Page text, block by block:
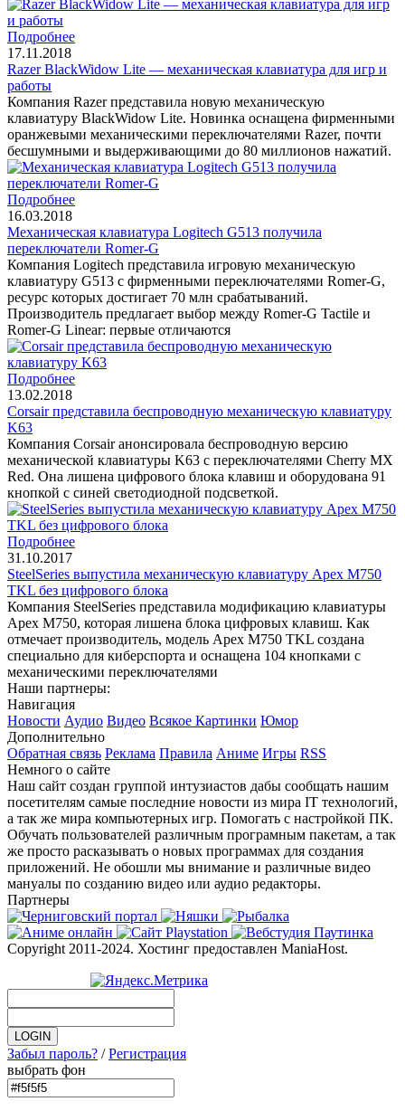
Подробнее
17.11.2018
Razer BlackWidow Lite — механическая клавиатура для игр и
работы
Компания Razer представила новую механическую
клавиатуру BlackWidow Lite. Новинка оснащена фирменными
оранжевыми механическими переключателями Razer, почти
бесшумными и выдерживающими до 80 миллионов нажатий.
Подробнее
16.03.2018
Механическая клавиатура Logitech G513 получила
переключатели Romer-G
Компания Logitech представила игровую механическую
клавиатуру G513 с фирменными переключателями Romer-G,
ресурс которых достигает 70 млн срабатываний.
Производитель предлагает выбор между Romer-G Tactile и
Romer-G Linear: первые отличаются
Подробнее
13.02.2018
Corsair представила беспроводную механическую клавиатуру
K63
Компания Corsair анонсировала беспроводную версию
механической клавиатуры K63 с переключателями Cherry MX
Red. Она лишена цифрового блока клавиш и оборудована 91
кнопкой с синей светодиодной подсветкой.
Подробнее
31.10.2017
SteelSeries выпустила механическую клавиатуру Apex M750
TKL без цифрового блока
Компания SteelSeries представила модификацию клавиатуры
Apex M750, которая лишена блока цифровых клавиш. Как
отмечает производитель, модель Apex M750 TKL создана
специально для киберспорта и оснащена 104 кнопками с
механическими переключателями
Наши партнеры:
Навигация
Новости Аудио Видео Всякое Картинки Юмор
Дополнительно
Обратная связь Реклама Правила Аниме Игры RSS
Немного о сайте
Наш сайт создан группой интузиастов дабы сообщать нашим
посетителям самые последние новости из мира IT технологий,
а так же мира компьютерных игр. Помогать с настройкой ПК.
Обучать пользователей различным програмным пакетам, а так
же просто расказывать о новых программах для создания
приложений. Не обошли мы внимание и различные видео
мануалы по созданию видео или аудио редакторы.
Партнеры
Copyright 2011-2024. Хостинг предоставлен ManiaHost.
Забыл пароль? /Регистрация
выбрать фон